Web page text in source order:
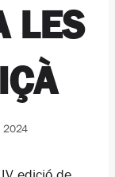
LES
2024